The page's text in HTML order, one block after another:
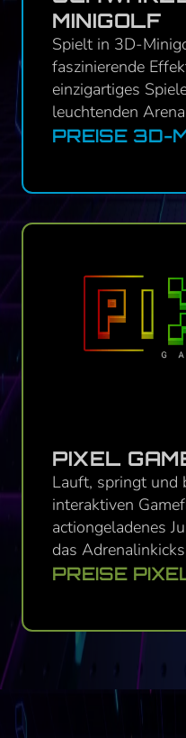
MINIGOLF
Spielt in 3D-
faszinierende
einzigartiges
leuchtenden
PREISE 3D-
PIXEL
Lauft, springt und
interaktiven
actiongeladenes
das
PREISE